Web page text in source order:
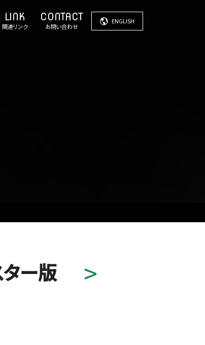
関連リンク お問い合わせ
ENGLISH
ー版